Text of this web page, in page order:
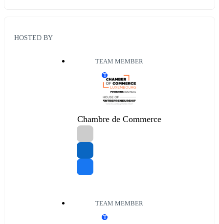
HOSTED BY
TEAM MEMBER
T
Chambre de Commerce
TEAM MEMBER
T